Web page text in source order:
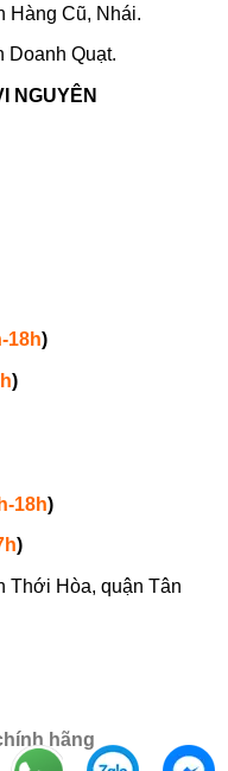
Hàng Cũ, Nhái.
Doanh Quạt.
NGUYÊN
18h)
)
18h)
)
Thới Hòa, quận Tân
hãng